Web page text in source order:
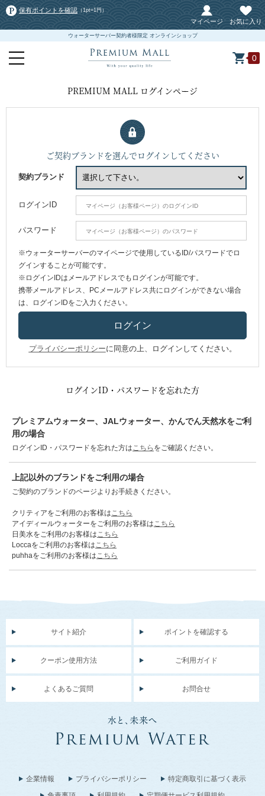
保有ポイントを確認 （1pt=1円）
マイページ お気に入り
ウォーターサーバー契約者様限定 オンラインショップ
0
PREMIUM MALL ログインページ
ご契約ブランドを選んでログインしてください
契約ブランド
ログインID
パスワード
※ウォーターサーバーのマイページで使用しているID/パスワードでロ
グインすることが可能です。
※ログインIDはメールアドレスでもログインが可能です。
携帯メールアドレス、PCメールアドレス共にログインができない場合
は、ログインIDをご入力ください。
プライバシーポリシーに同意の上、ログインしてください。
ログインID・パスワードを忘れた方
プレミアムウォーター、JALウォーター、かんでん天然水をご利
用の場合
ログインID・パスワードを忘れた方はこちら をご確認ください。
上記以外のブランドをご利用の場合
ご契約のブランドのページよりお手続きください。
クリティアをご利用のお客様はこちら
アイディールウォーターをご利用のお客様はこちら
日美水をご利用のお客様はこちら
Loccaをご利用のお客様はこちら
puhhaをご利用のお客様はこちら
サイト紹介 ポイントを確認する
クーポン使用方法 ご利用ガイド
よくあるご質問 お問合せ
企業情報 プライバシーポリシー
特定商取引に基づく表示